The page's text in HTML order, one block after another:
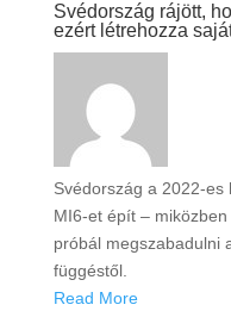
Svédország rájött,
ezért létrehozza
Svédország a 2022-
MI6-et épít –
próbál megszabadulni
függéstől.
Read More